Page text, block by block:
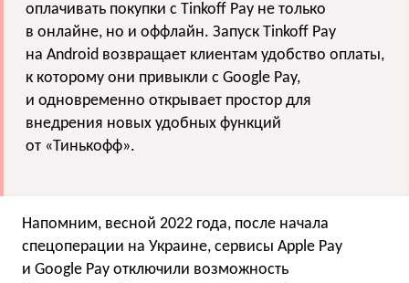
оплачивать покупки с Tinkoff Pay не только
в онлайне, но и оффлайн. Запуск Tinkoff Pay
на Android возвращает клиентам удобство оплаты,
к которому они привыкли с Google Pay,
и одновременно открывает простор для
внедрения новых удобных функций
от «Тинькофф».
Напомним, весной 2022 года, после начала
спецоперации на Украине, сервисы Apple Pay
и Google Pay отключили возможность